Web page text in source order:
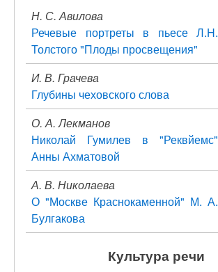
Н. С. Авилова
Речевые портреты в пьесе Л.H.
Толстого "Плоды просвещения"
И. В. Грачева
Глубины чеховского слова
О. А. Лекманов
Николай Гумилев в "Реквйемс"
Анны Ахматовой
А. В. Николаева
О "Москве Краснокаменной" М. А.
Булгакова
Культура речи